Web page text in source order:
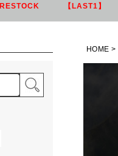
RESTOCK 【LAST1】
HOME